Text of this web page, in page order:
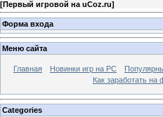
[Первый игровой на uCoz.ru]
Форма входа
Меню сайта
Главная Новинки игр на PC
Как заработать
Categories